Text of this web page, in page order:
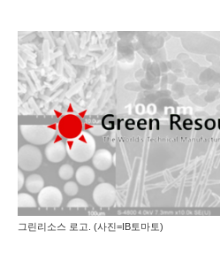
그린리소스 로고. (사진=IB토마토)